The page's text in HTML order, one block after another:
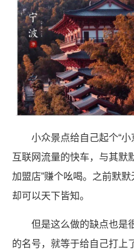
小众景点给自己起个“
互联网流量的快车，与其默
加盟店”赚个吆喝。之前默
却可以天下皆知。
但是这么做的缺点也是
的名号，就等于给自己打上